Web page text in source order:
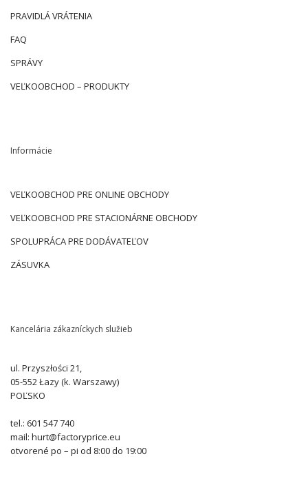
PRAVIDLÁ VRÁTENIA
FAQ
SPRÁVY
VEĽKOOBCHOD – PRODUKTY
Informácie
VEĽKOOBCHOD PRE ONLINE OBCHODY
VEĽKOOBCHOD PRE STACIONÁRNE OBCHODY
SPOLUPRÁCA PRE DODÁVATEĽOV
ZÁSUVKA
Kancelária zákazníckych služieb
ul. Przyszłości 21,
05-552 Łazy (k. Warszawy)
POĽSKO
tel.: 601 547 740
mail: hurt@factoryprice.eu
otvorené po – pi od 8:00 do 19:00